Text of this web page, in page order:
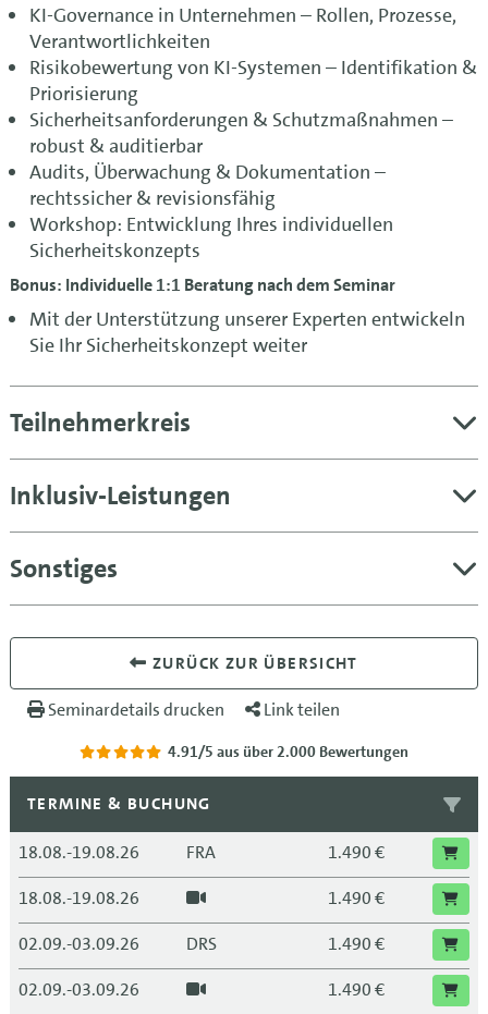
KI-Governance in Unternehmen – Rollen, Prozesse,
Verantwortlichkeiten
Risikobewertung von KI-Systemen – Identifikation &
Priorisierung
Sicherheitsanforderungen & Schutzmaßnahmen –
robust & auditierbar
Audits, Überwachung & Dokumentation –
rechtssicher & revisionsfähig
Workshop: Entwicklung Ihres individuellen
Sicherheitskonzepts
Bonus: Individuelle 1:1 Beratung nach dem Seminar
Mit der Unterstützung unserer Experten entwickeln
Sie Ihr Sicherheitskonzept weiter
Teilnehmerkreis
Inklusiv-Leistungen
Sonstiges
ZURÜCK ZUR ÜBERSICHT
Seminardetails drucken Link teilen
4.91/5 aus über 2.000 Bewertungen
TERMINE & BUCHUNG
18.08.-19.08.26 FRA
1.490 €
18.08.-19.08.26
1.490 €
02.09.-03.09.26
DRS
1.490 €
02.09.-03.09.26
1.490 €